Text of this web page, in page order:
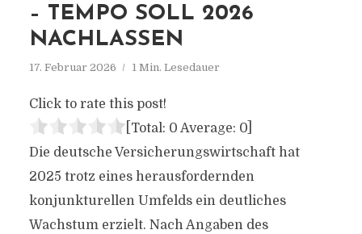
– TEMPO SOLL 2026
NACHLASSEN
17. Februar 2026 1 Min. Lesedauer
Click to rate this post!
[Total: 0 Average: 0]
Die deutsche Versicherungswirtschaft hat
2025 trotz eines herausfordernden
konjunkturellen Umfelds ein deutliches
Wachstum erzielt. Nach Angaben des